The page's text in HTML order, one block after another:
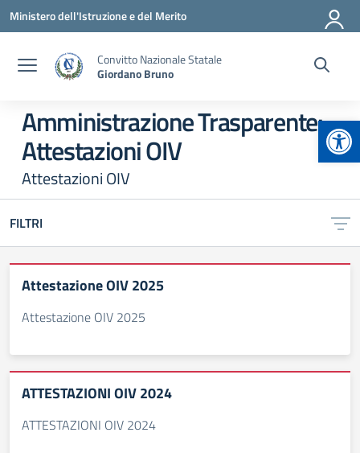
Vai ai contenuti
Vai al menu di navigazione
Vai al footer
Ministero dell'Istruzione e del Merito
Convitto Nazionale Statale
Giordano Bruno
Amministrazione Trasparente:
Attestazioni OIV
Attestazioni OIV
FILTRI
Attestazione OIV 2025
Attestazione OIV 2025
ATTESTAZIONI OIV 2024
ATTESTAZIONI OIV 2024